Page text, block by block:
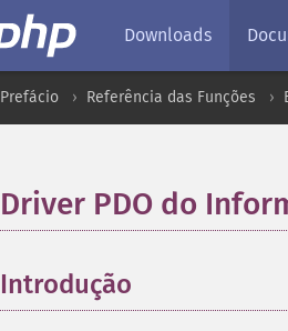
Downloads
Prefácio Referência das Funções
Driver PDO do
Introdução